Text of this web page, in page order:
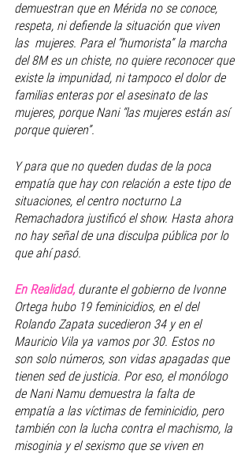
demuestran que en Mérida no se conoce,
respeta, ni defiende la situación que viven
las  mujeres. Para el “humorista” la marcha
del 8M es un chiste, no quiere reconocer que
existe la impunidad, ni tampoco el dolor de
familias enteras por el asesinato de las
mujeres, porque Nani “las mujeres están así
porque quieren”.
Y para que no queden dudas de la poca
empatía que hay con relación a este tipo de
situaciones, el centro nocturno La
Remachadora justificó el show. Hasta ahora
no hay señal de una disculpa pública por lo
que ahí pasó.
En Realidad, durante el gobierno de Ivonne
Ortega hubo 19 feminicidios, en el del
Rolando Zapata sucedieron 34 y en el
Mauricio Vila ya vamos por 30. Estos no
son solo números, son vidas apagadas que
tienen sed de justicia. Por eso, el monólogo
de Nani Namu demuestra la falta de
empatía a las víctimas de feminicidio, pero
también con la lucha contra el machismo, la
misoginia y el sexismo que se viven en